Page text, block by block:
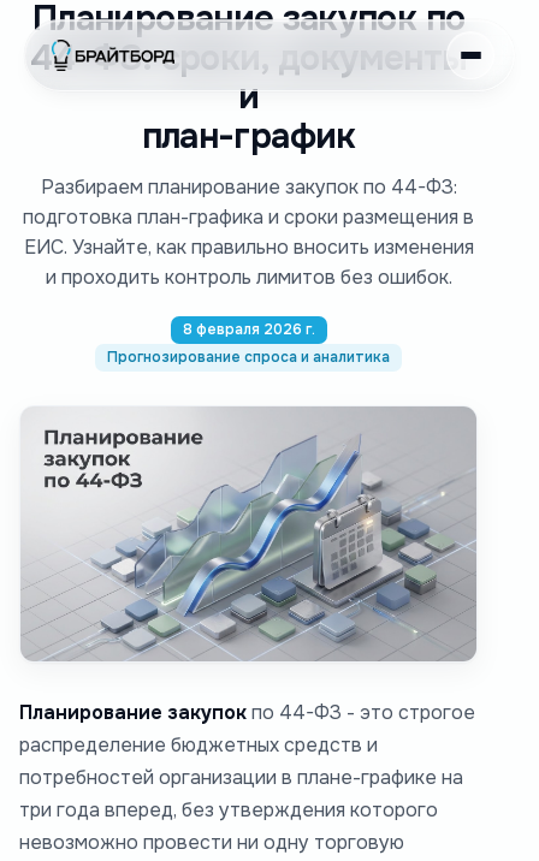
Планирование закупок по
44-ФЗ: сроки, документы
и
план-график
Разбираем планирование закупок по 44-ФЗ:
подготовка план-графика и сроки размещения в
ЕИС. Узнайте, как правильно вносить изменения
и проходить контроль лимитов без ошибок.
8 февраля 2026 г.
Прогнозирование спроса и аналитика
Планирование закупокпо 44-ФЗ - это строгое
распределение бюджетных средств и
потребностей организации в плане-графике на
три года вперед, без утверждения которого
невозможно провести ни одну торговую